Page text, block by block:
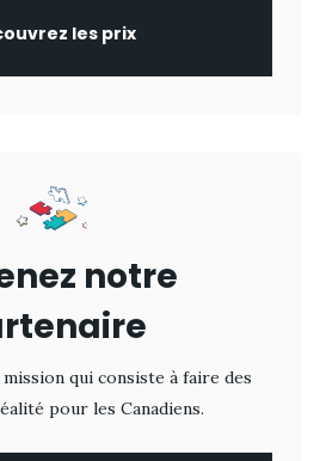
les prix
notre
qui consiste à faire des
pour les Canadiens.